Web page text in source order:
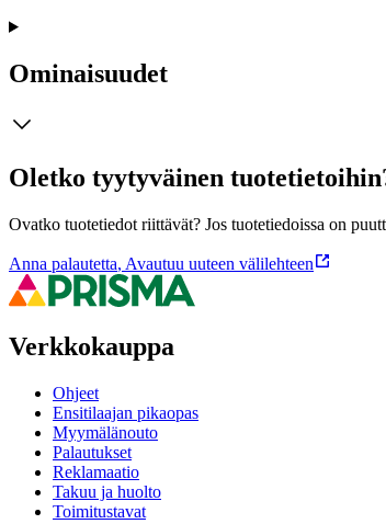
Ominaisuudet
Oletko tyytyväinen
Ovatko tuotetiedot riittävät? Jos tuotetiedoissa on
Anna palautetta, Avautuu uuteen välilehteen
Verkkokauppa
Ohjeet
Ensitilaajan pikaopas
Myymälänouto
Palautukset
Reklamaatio
Takuu ja huolto
Toimitustavat